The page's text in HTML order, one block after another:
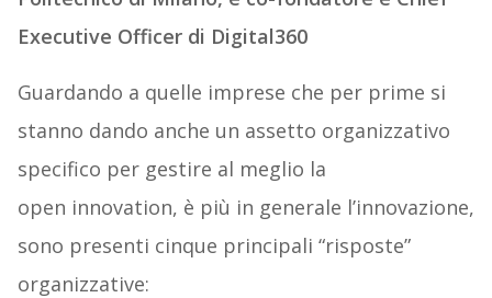
Executive Officer di Digital360
Guardando a quelle imprese che per prime si
stanno dando anche un assetto organizzativo
specifico per gestire al meglio la
open innovation, è più in generale l’innovazione,
sono presenti cinque principali “risposte”
organizzative: